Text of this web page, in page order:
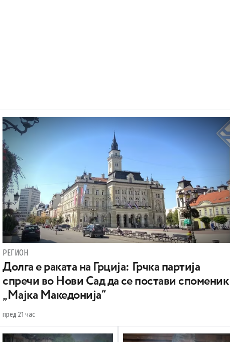
РЕГИОН
Долга е раката на Грција: Грчка партија
спречи во Нови Сад да се постави споменик
„Мајка Македонија“
пред 21 час